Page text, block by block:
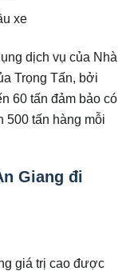
xe
dịch vụ của Nhà
Trọng Tấn, bởi
60 tấn đảm bảo có
500 tấn hàng mỗi
Giang đi
giá trị cao được